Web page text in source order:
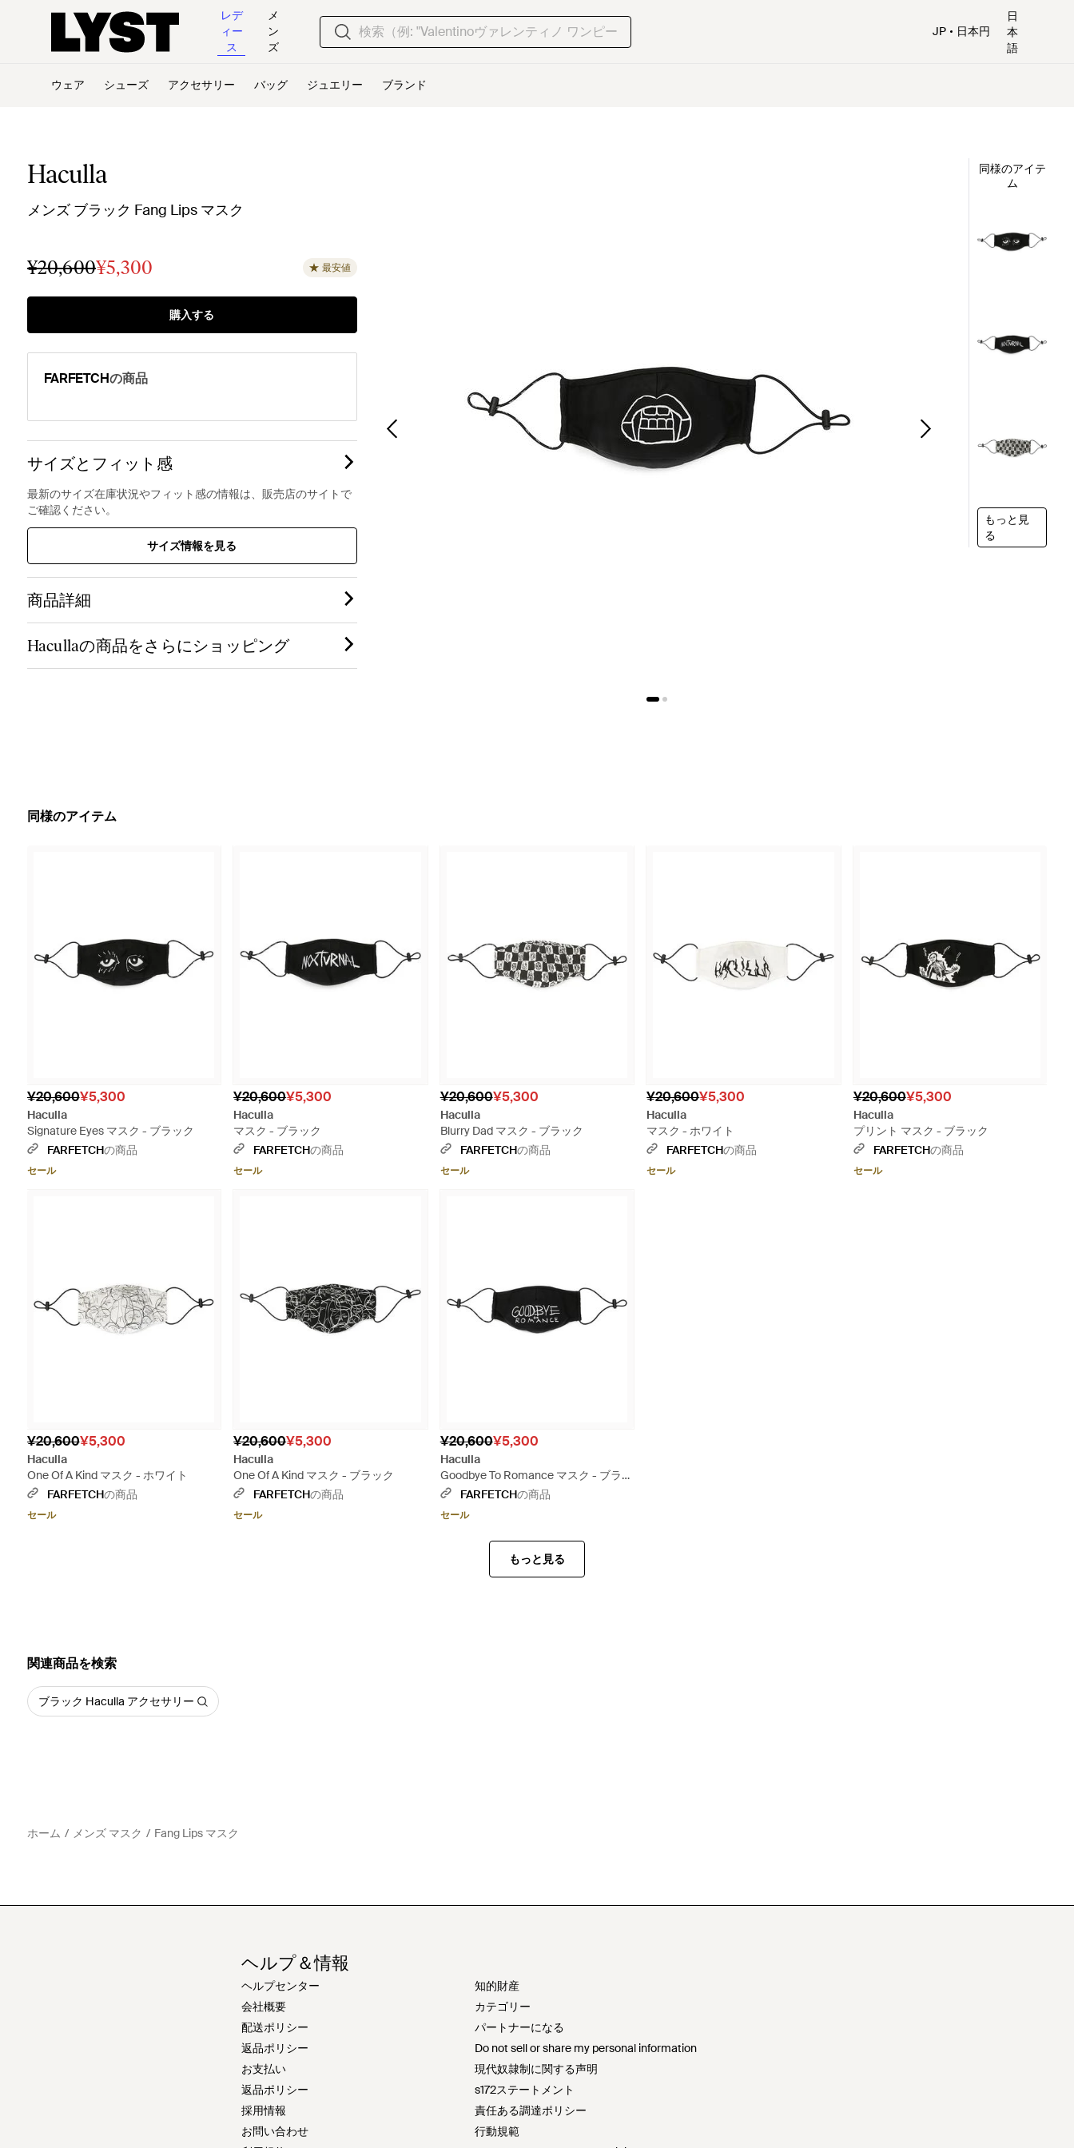
レデ
ィー
ス
メ
ン
ズ
JP 日本円
日
本
語
ウェア シューズ アクセサリー バッグ ジュエリー ブランド
Haculla
メンズ ブラック Fang Lips マスク
¥20,600¥5,300 最安値
購入する
FARFETCHの商品
サイズとフィット感
最新のサイズ在庫状況やフィット感の情報は、販売店のサイトで
ご確認ください。
サイズ情報を見る
商品詳細
Hacullaの商品をさらにショッピング
同様のアイテ
ム
もっと見
る
同様のアイテム
¥20,600¥5,300
Haculla
Signature Eyes マスク - ブラック
FARFETCHの商品
セール
¥20,600¥5,300
Haculla
マスク - ブラック
FARFETCHの商品
セール
¥20,600¥5,300
Haculla
Blurry Dad マスク - ブラック
FARFETCHの商品
セール
¥20,600¥5,300
Haculla
マスク - ホワイト
FARFETCHの商品
セール
¥20,600¥5,300
Haculla
プリント マスク - ブラック
FARFETCHの商品
セール
¥20,600¥5,300
Haculla
One Of A Kind マスク - ホワイト
FARFETCHの商品
セール
¥20,600¥5,300
Haculla
One Of A Kind マスク - ブラック
FARFETCHの商品
セール
¥20,600¥5,300
Haculla
Goodbye To Romance マスク - ブラッ
ク
FARFETCHの商品
セール
もっと見る
関連商品を検索
ブラック Haculla アクセサリー
ホーム メンズ マスク Fang Lips マスク
ヘルプ＆情報
ヘルプセンター
会社概要
配送ポリシー
返品ポリシー
お支払い
返品ポリシー
採用情報
お問い合わせ
知的財産
カテゴリー
パートナーになる
Do not sell or share my personal information
現代奴隷制に関する声明
s172ステートメント
責任ある調達ポリシー
行動規範